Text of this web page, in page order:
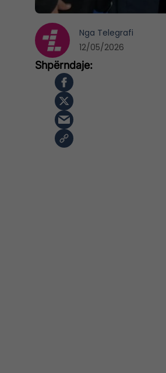
Nga Telegrafi
12/05/2026